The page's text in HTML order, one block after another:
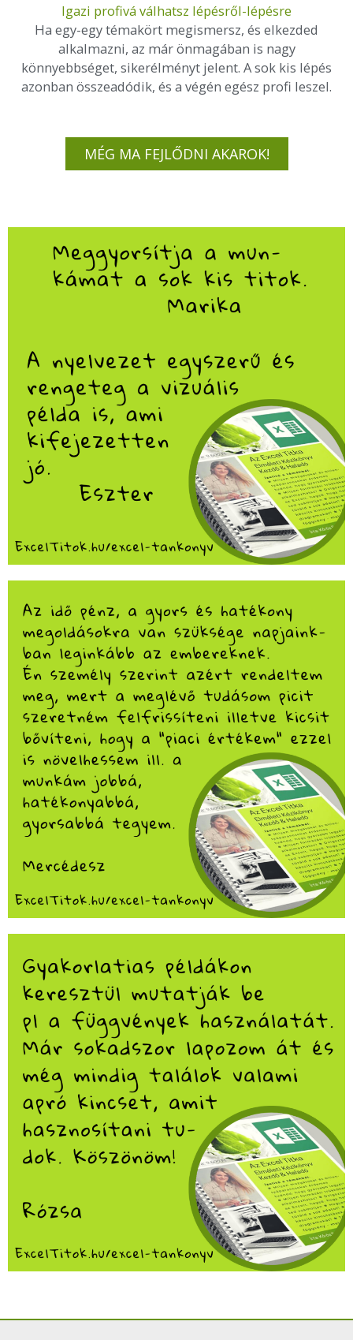
Igazi profivá válhatsz lépésről-lépésre
Ha egy-egy témakört megismersz, és elkezded
alkalmazni, az már önmagában is nagy
könnyebbséget, sikerélményt jelent. A sok kis lépés
azonban összeadódik, és a végén egész profi leszel.
MÉG MA FEJLŐDNI AKAROK!